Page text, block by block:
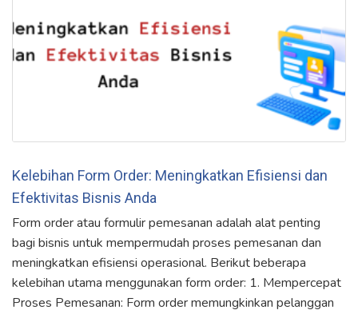
Kelebihan Form Order: Meningkatkan Efisiensi dan
Efektivitas Bisnis Anda
Form order atau formulir pemesanan adalah alat penting
bagi bisnis untuk mempermudah proses pemesanan dan
meningkatkan efisiensi operasional. Berikut beberapa
kelebihan utama menggunakan form order: 1. Mempercepat
Proses Pemesanan: Form order memungkinkan pelanggan